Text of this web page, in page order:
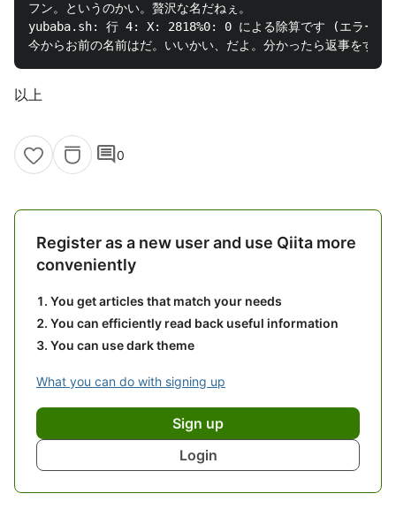
フン。というのかい。贅沢な名だねぇ。
yubaba.sh: 行 4: X: 2818%0: 0 による除算です (エラーの
以上
comment0
Register as a new user and use Qiita more
conveniently
You get articles that match your needs
You can efficiently read back useful information
You can use dark theme
What you can do with signing up
Sign up
Login